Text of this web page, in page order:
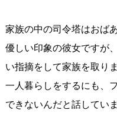
家族の中の司令塔はおば
優しい印象の彼女ですが
い指摘をして家族を取り
一人暮らしをするにも、
できないんだと話していま